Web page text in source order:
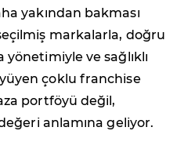
yakından bakması
markalarla, doğru
ve sağlıklı
çoklu franchise
portföyü değil,
anlamına geliyor.